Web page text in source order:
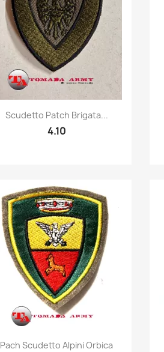
Quick view
Scudetto Patch Brigata...
4.10
Quick view
Pach Scudetto Alpini Orbica